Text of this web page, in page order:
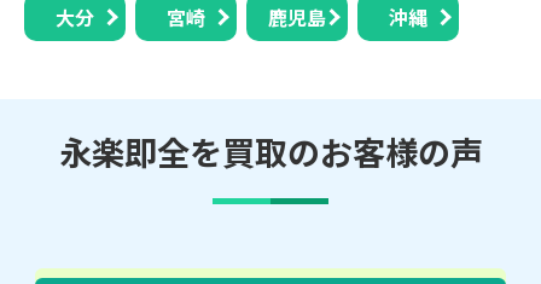
大分 宮崎 鹿児島 沖縄
永楽即全を買取のお客様の声